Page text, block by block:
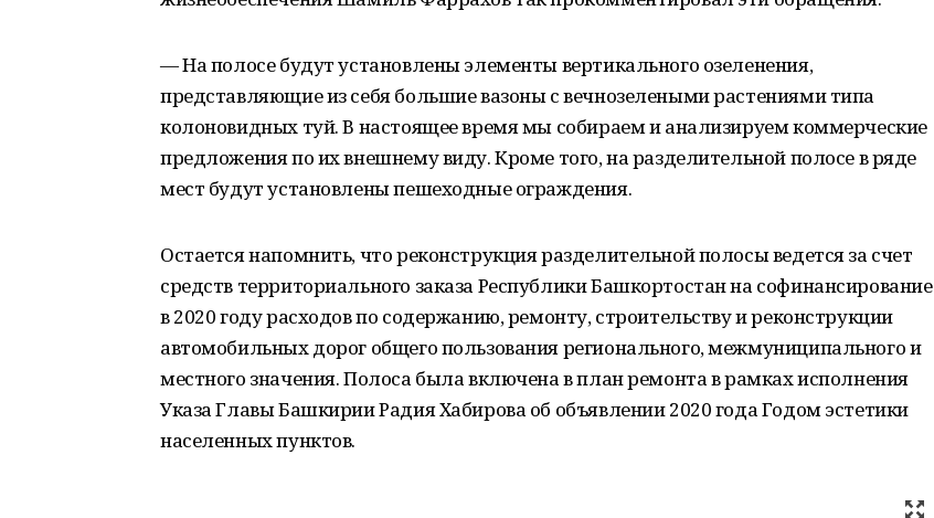
— На полосе будут установлены элементы вертикального озеленения,
представляющие из себя большие вазоны с вечнозелеными растениями типа
колоновидных туй. В настоящее время мы собираем и анализируем коммерческие
предложения по их внешнему виду. Кроме того, на разделительной полосе в ряде
мест будут установлены пешеходные ограждения.
Остается напомнить, что реконструкция разделительной полосы ведется за счет
средств территориального заказа Республики Башкортостан на софинансирование
в 2020 году расходов по содержанию, ремонту, строительству и реконструкции
автомобильных дорог общего пользования регионального, межмуниципального и
местного значения. Полоса была включена в план ремонта в рамках исполнения
Указа Главы Башкирии Радия Хабирова об объявлении 2020 года Годом эстетики
населенных пунктов.